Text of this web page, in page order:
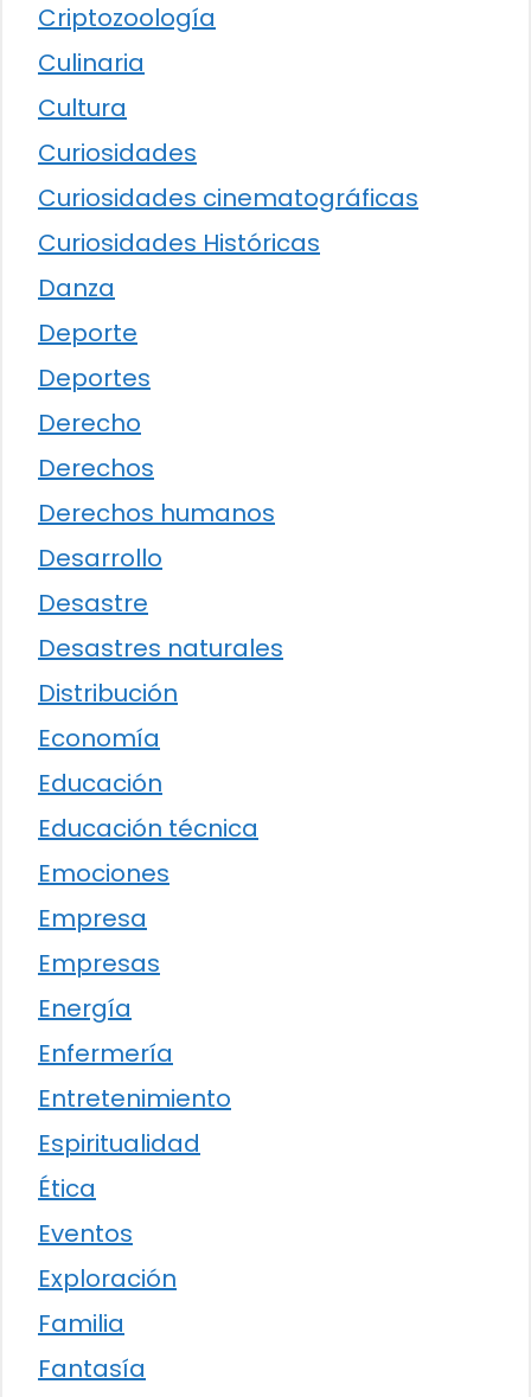
Criptozoología
Culinaria
Cultura
Curiosidades
Curiosidades cinematográficas
Curiosidades Históricas
Danza
Deporte
Deportes
Derecho
Derechos
Derechos humanos
Desarrollo
Desastre
Desastres naturales
Distribución
Economía
Educación
Educación técnica
Emociones
Empresa
Empresas
Energía
Enfermería
Entretenimiento
Espiritualidad
Ética
Eventos
Exploración
Familia
Fantasía